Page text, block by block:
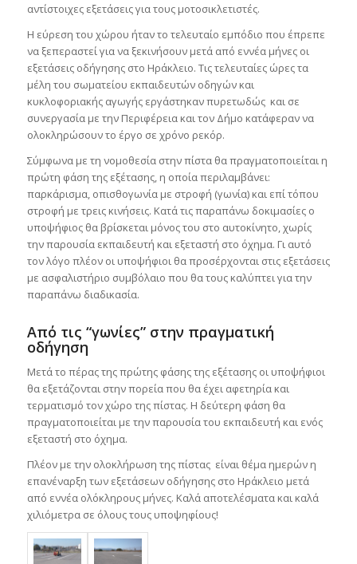
αντίστοιχες εξετάσεις για τους μοτοσικλετιστές.
Η εύρεση του χώρου ήταν το τελευταίο εμπόδιο που έπρεπε
να ξεπεραστεί για να ξεκινήσουν μετά από εννέα μήνες οι
εξετάσεις οδήγησης στο Ηράκλειο. Τις τελευταίες ώρες τα
μέλη του σωματείου εκπαιδευτών οδηγών και
κυκλοφοριακής αγωγής εργάστηκαν πυρετωδώς και σε
συνεργασία με την Περιφέρεια και τον Δήμο κατάφεραν να
ολοκληρώσουν το έργο σε χρόνο ρεκόρ.
Σύμφωνα με τη νομοθεσία στην πίστα θα πραγματοποιείται η
πρώτη φάση της εξέτασης, η οποία περιλαμβάνει:
παρκάρισμα, οπισθογωνία με στροφή (γωνία) και επί τόπου
στροφή με τρεις κινήσεις. Κατά τις παραπάνω δοκιμασίες ο
υποψήφιος θα βρίσκεται μόνος του στο αυτοκίνητο, χωρίς
την παρουσία εκπαιδευτή και εξεταστή στο όχημα. Γι αυτό
τον λόγο πλέον οι υποψήφιοι θα προσέρχονται στις εξετάσεις
με ασφαλιστήριο συμβόλαιο που θα τους καλύπτει για την
παραπάνω διαδικασία.
Από τις “γωνίες” στην πραγματική
οδήγηση
Μετά το πέρας της πρώτης φάσης της εξέτασης οι υποψήφιοι
θα εξετάζονται στην πορεία που θα έχει αφετηρία και
τερματισμό τον χώρο της πίστας. Η δεύτερη φάση θα
πραγματοποιείται με την παρουσία του εκπαιδευτή και ενός
εξεταστή στο όχημα.
Πλέον με την ολοκλήρωση της πίστας είναι θέμα ημερών η
επανέναρξη των εξετάσεων οδήγησης στο Ηράκλειο μετά
από εννέα ολόκληρους μήνες. Καλά αποτελέσματα και καλά
χιλιόμετρα σε όλους τους υποψηφίους!